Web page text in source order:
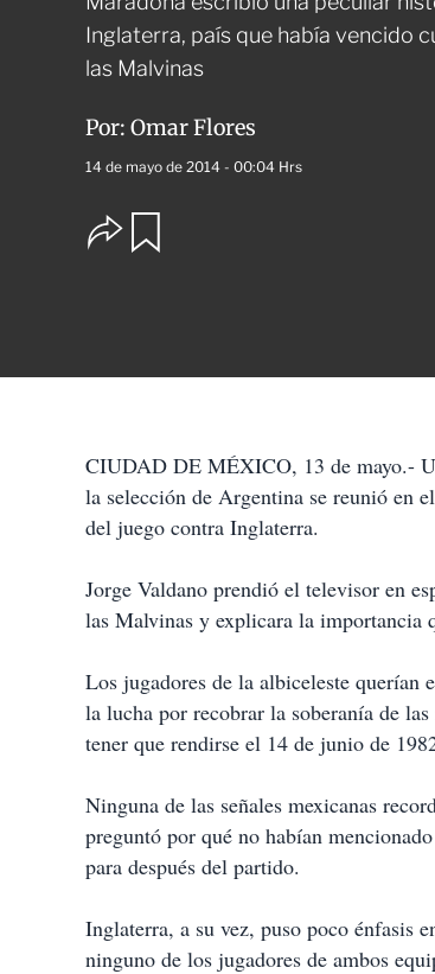
Inglaterra, país que había vencido
las Malvinas
Por: Omar Flores
14 de mayo de 2014 - 00:04 Hrs
O
p
s
o
m
a
t
r
CIUDAD DE MÉXICO, 13 de mayo.-
la selección de Argentina se reunió en
del juego contra Inglaterra.
Jorge Valdano prendió el televisor en
las Malvinas y explicara la importancia
Los jugadores de la albiceleste querían
la lucha por recobrar la soberanía de
tener que rendirse el 14 de junio de
Ninguna de las señales mexicanas
preguntó por qué no habían
para después del partido.
Inglaterra, a su vez, puso poco énfasis
ninguno de los jugadores de ambos